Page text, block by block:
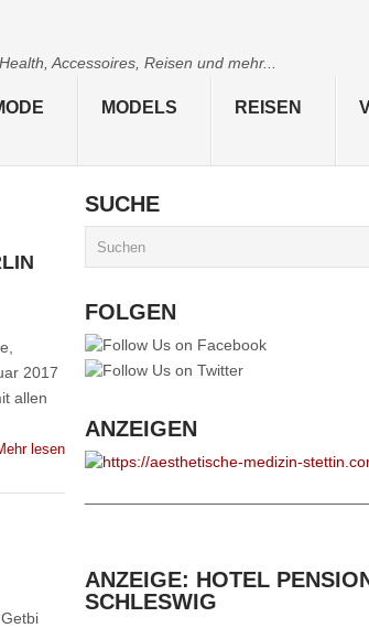
Accessoires, Reisen und mehr...
MODELS REISEN
2017
allen
lesen
SUCHE
FOLGEN
ANZEIGEN
ANZEIGE: HOTEL
SCHLESWIG